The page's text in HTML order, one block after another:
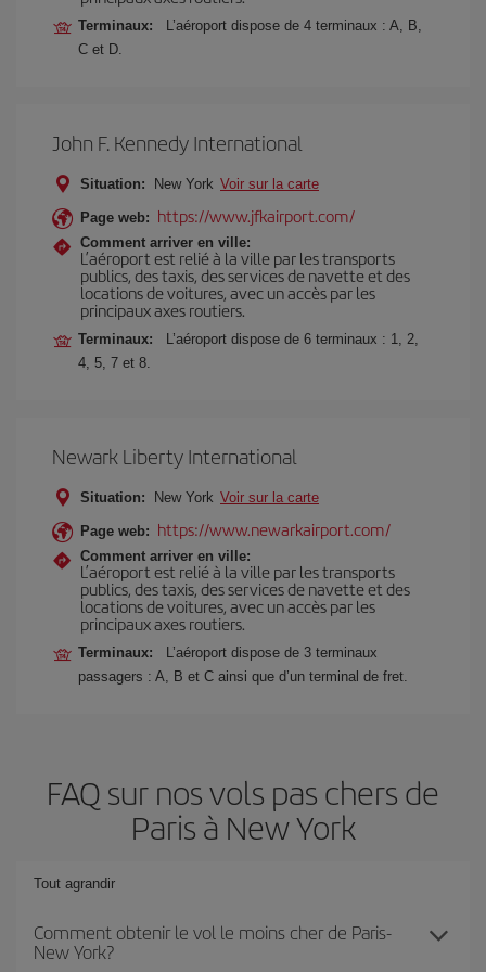
Terminaux:
L’aéroport dispose de 4 terminaux : A, B,
C et D.
John F. Kennedy International
Situation: New York Voir sur la carte
Page web: https://www.jfkairport.com/
Comment arriver en ville:
L’aéroport est relié à la ville par les transports
publics, des taxis, des services de navette et des
locations de voitures, avec un accès par les
principaux axes routiers.
Terminaux:
L’aéroport dispose de 6 terminaux : 1, 2,
4, 5, 7 et 8.
Newark Liberty International
Situation: New York Voir sur la carte
Page web: https://www.newarkairport.com/
Comment arriver en ville:
L’aéroport est relié à la ville par les transports
publics, des taxis, des services de navette et des
locations de voitures, avec un accès par les
principaux axes routiers.
Terminaux:
L’aéroport dispose de 3 terminaux
passagers : A, B et C ainsi que d’un terminal de fret.
FAQ sur nos vols pas chers de
Paris à New York
Tout agrandir
Comment obtenir le vol le moins cher de Paris-
New York?